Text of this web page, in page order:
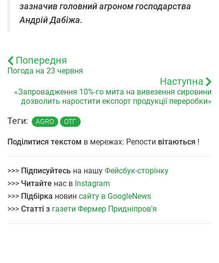
зазначив головний агроном господарства
Андрій Дабіжа.
Попередня
Погода на 23 червня
Наступна
«Запровадження 10%-го мита на вивезення сировини
дозволить наростити експорт продукції переробки»
Теги: AGRO ОТГ
Поділитися текстом в мережах: Репости вітаються !
>>> Підписуйтесь на нашу Фейсбук-сторінку
>>> Читайте нас в Instagram
>>> Підбірка новин сайту в GoogleNews
>>> Статті з газети Фермер Придніпров'я